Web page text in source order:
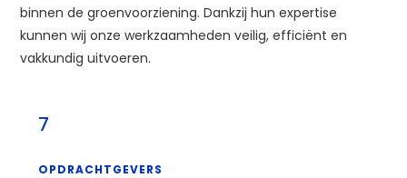
binnen de groenvoorziening. Dankzij hun expertise
kunnen wij onze werkzaamheden veilig, efficiënt en
vakkundig uitvoeren.
7
OPDRACHTGEVERS